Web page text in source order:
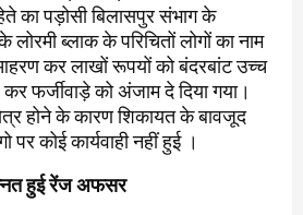
पड़ोसी बिलासपुर संभाग के
ब्लाक के परिचितों लोगों का नाम
कर लाखों रूपयों को बंदरबांट उच्च
फर्जीवाड़े को अंजाम दे दिया गया।
होने के कारण शिकायत के बावजूद
पर कोई कार्यवाही नहीं हुई ।
हुई रेंज अफसर